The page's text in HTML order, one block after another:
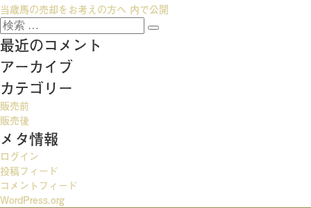
投
稿
ナ
ビ
ゲ
ー
シ
ョ
ン
当歳馬の売却をお考えの方へ 内で公開
検
索:
検
最近のコメント
アーカイブ
カテゴリー
販売前
販売後
メタ情報
ログイン
投稿フィード
コメントフィード
WordPress.org